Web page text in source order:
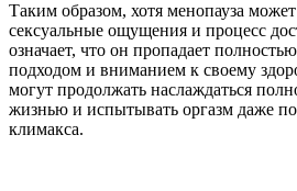
Таким образом, хотя менопауза
сексуальные ощущения и процесс
означает, что он пропадает
подходом и вниманием к своему
могут продолжать наслаждаться
жизнью и испытывать оргазм даже
климакса.